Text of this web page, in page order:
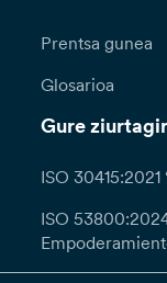
Prentsa gunea
Glosarioa
Gure
ISO
ISO